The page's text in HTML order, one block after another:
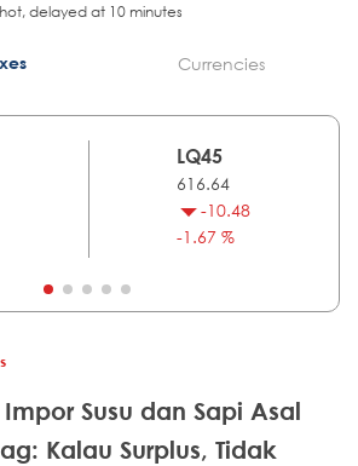
delayed at 10 minutes
Currencies
LQ45
616.64
-10.48
-1.67 %
Susu dan Sapi Asal
Kalau Surplus, Tidak